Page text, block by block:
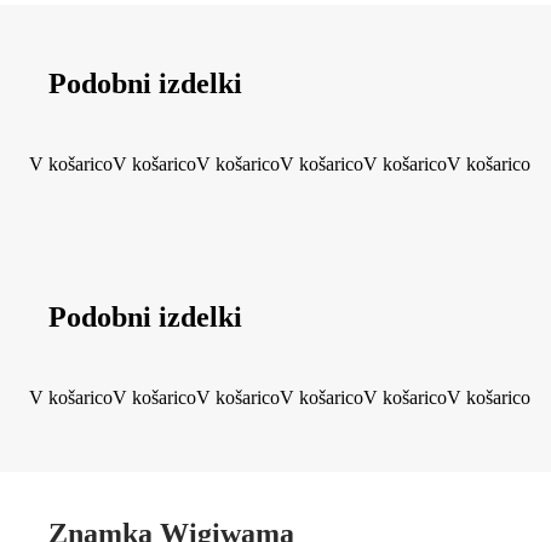
Podobni izdelki
V košaricoV košaricoV košaricoV košaricoV košaricoV košarico
Podobni izdelki
V košaricoV košaricoV košaricoV košaricoV košaricoV košarico
Znamka Wigiwama